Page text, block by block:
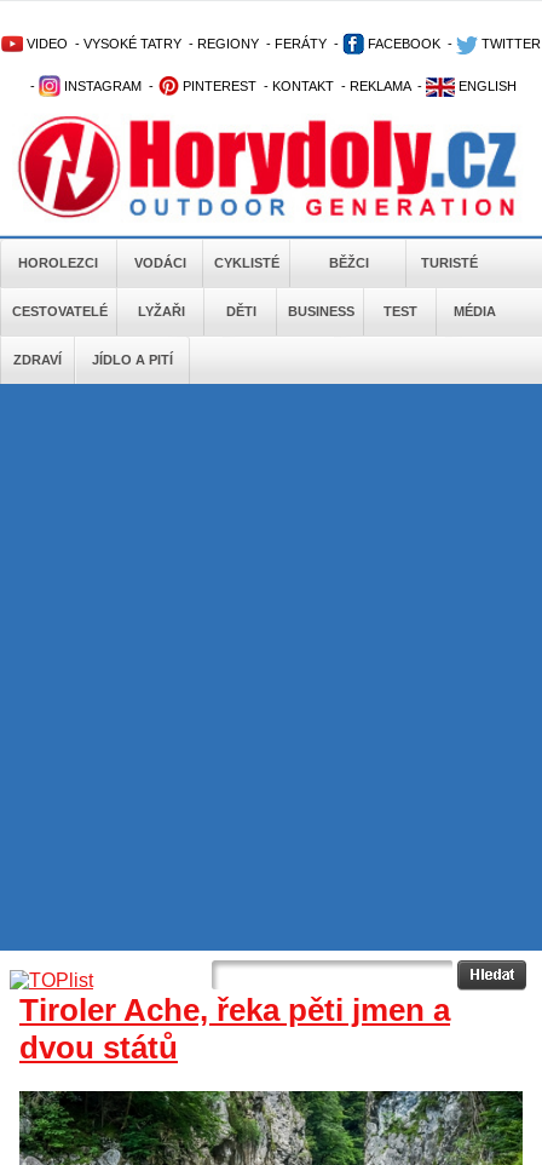
VIDEO - VYSOKÉ TATRY - REGIONY - FERÁTY - FACEBOOK - TWITTER
- INSTAGRAM - PINTEREST - KONTAKT - REKLAMA - ENGLISH
HOROLEZCI VODÁCI CYKLISTÉ BĚŽCI TURISTÉ
CESTOVATELÉ LYŽAŘI DĚTI BUSINESS TEST MÉDIA
ZDRAVÍ JÍDLO A PITÍ
Tiroler Ache, řeka pěti jmen a
dvou států